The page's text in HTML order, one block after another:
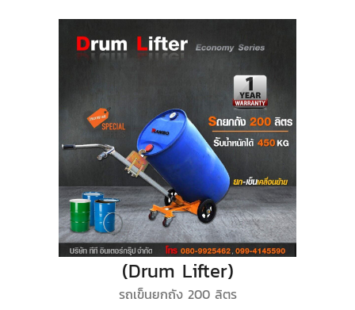
(Drum Lifter)
รถเข็นยกถัง 200 ลิตร